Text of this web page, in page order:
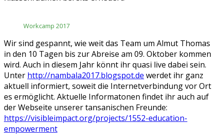
Workcamp 2017
Wir sind gespannt, wie weit das Team um Almut Thomas
in den 10 Tagen bis zur Abreise am 09. Oktober kommen
wird. Auch in diesem Jahr könnt ihr quasi live dabei sein.
Unter http://nambala2017.blogspot.de werdet ihr ganz
aktuell informiert, soweit die Internetverbindung vor Ort
es ermöglicht. Aktuelle Informatonen findet ihr auch auf
der Webseite unserer tansanischen Freunde:
https://visibleimpact.org/projects/1552-education-
empowerment